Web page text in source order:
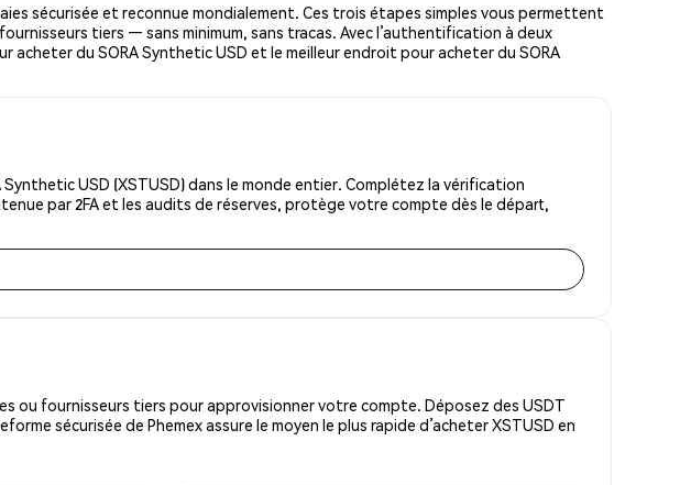
sécurisée et reconnue mondialement. Ces trois étapes simples vous permettent
tiers — sans minimum, sans tracas. Avec l’authentification à deux
du SORA Synthetic USD et le meilleur endroit pour acheter du SORA
USD (XSTUSD) dans le monde entier. Complétez la vérification
par 2FA et les audits de réserves, protège votre compte dès le départ,
ou fournisseurs tiers pour approvisionner votre compte. Déposez des USDT
sécurisée de Phemex assure le moyen le plus rapide d’acheter XSTUSD en